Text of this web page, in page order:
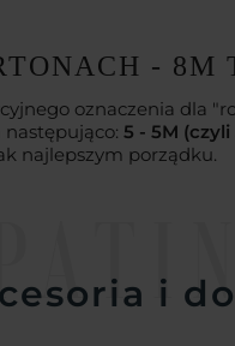
- 8M
oznaczenia dla
5 - 5M (czyli
najlepszym porządku.
i